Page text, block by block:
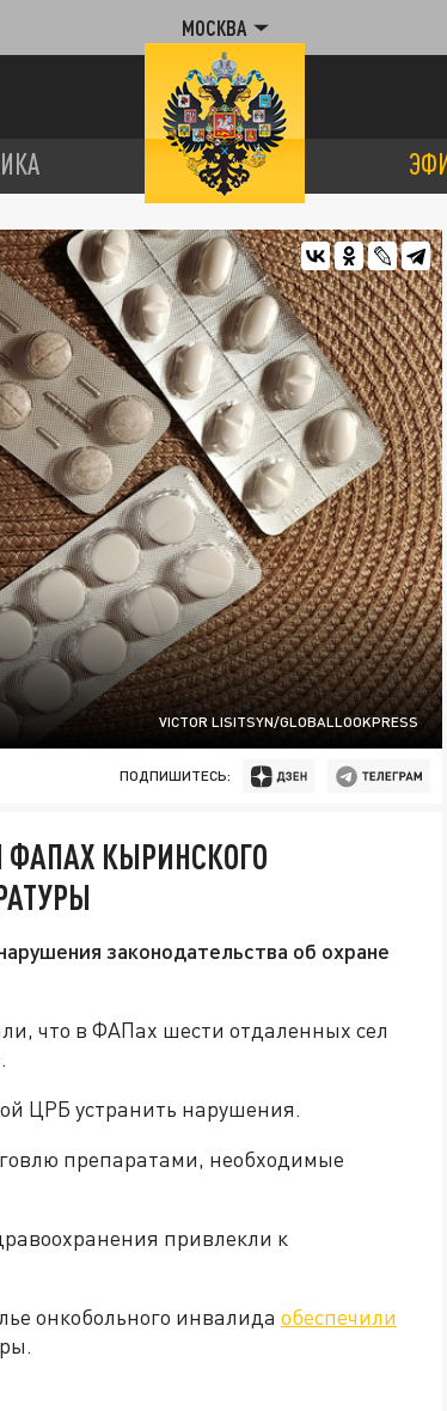
МОСКВА
VICTOR LISITSYN/GLOBALLOOKPRESS
ПОДПИШИТЕСЬ:
КЫРИНСКОГО
законодательства об охране
что в ФАПах шести отдаленных сел
ЦРБ устранить нарушения.
препаратами, необходимые
привлекли к
онкобольного инвалида обеспечили